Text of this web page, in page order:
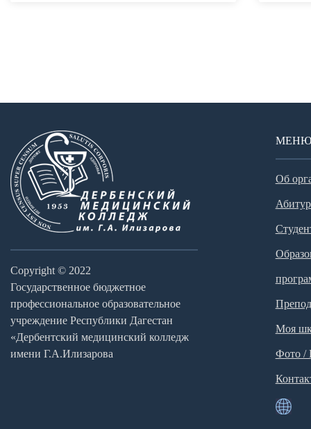
Copyright © 2022
Государственное бюджетное
профессиональное образовательное
учреждение Республики Дагестан
«Дербентский медицинский колледж
имени Г.А.Илизарова
МЕНЮ
Об
Моя
Фото /